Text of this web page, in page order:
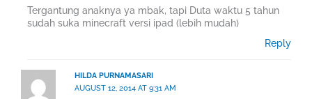
Tergantung anaknya ya mbak, tapi Duta waktu 5 tahun
sudah suka minecraft versi ipad (lebih mudah)
Reply
HILDA PURNAMASARI
AUGUST 12, 2014 AT 9:31 AM